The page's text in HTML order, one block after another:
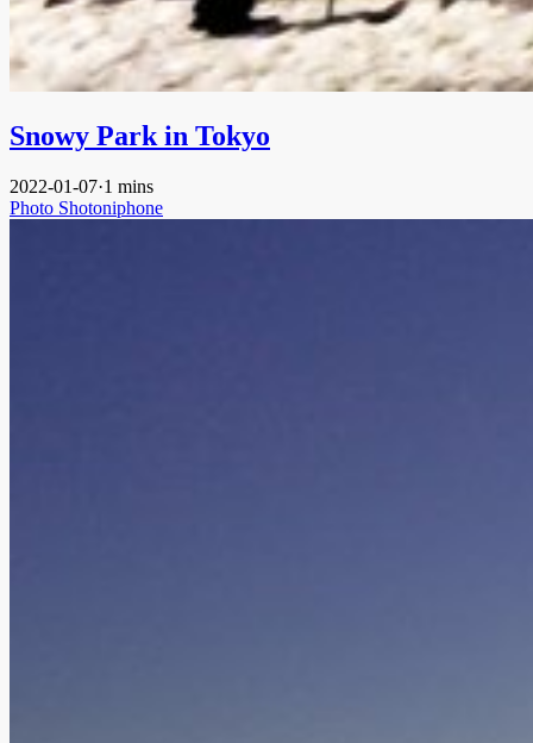
Snowy Park in Tokyo
2022-01-07·1 mins
Photo Shotoniphone